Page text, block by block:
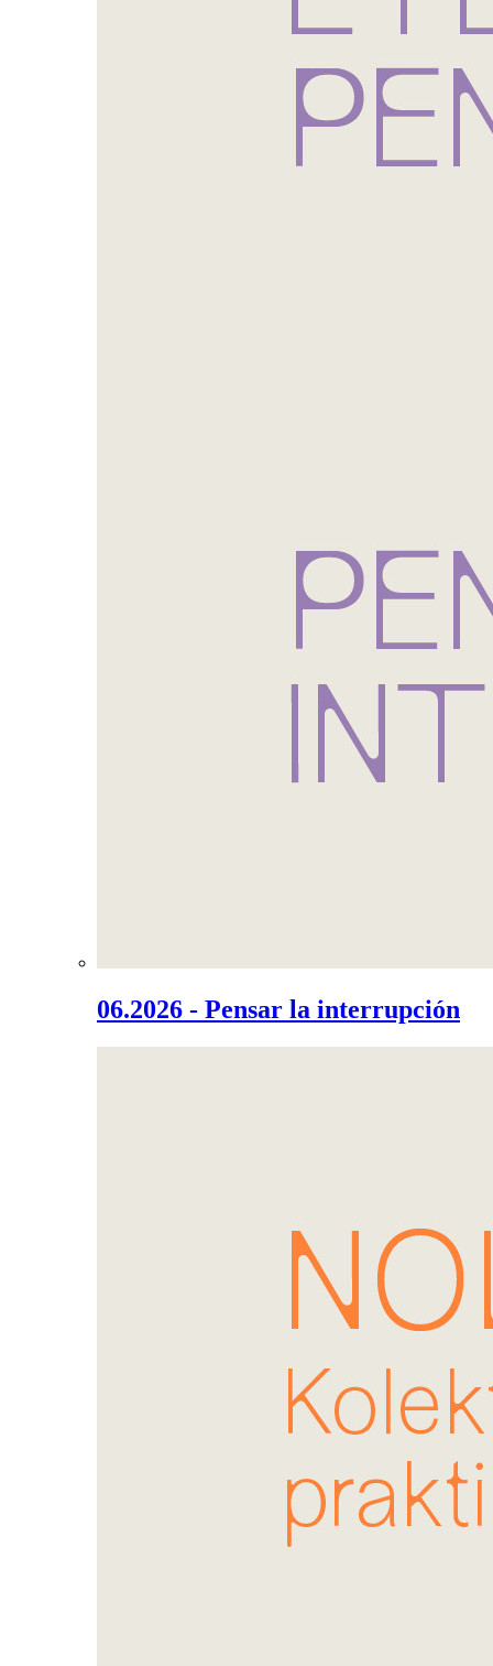
06.2026 - Pensar la interrupción